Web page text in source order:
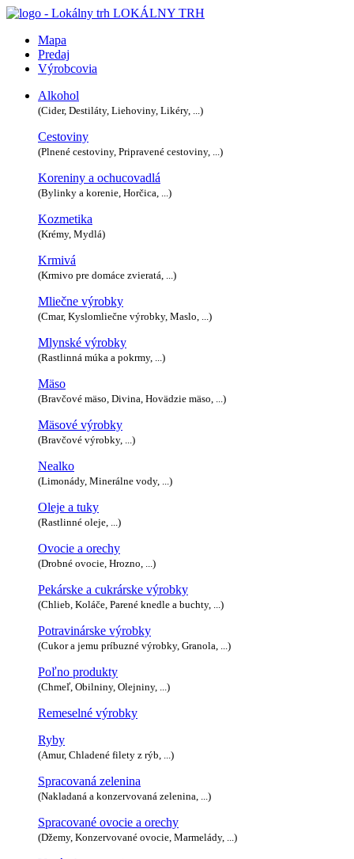
LOKÁLNY TRH
Mapa
Predaj
Výrobcovia
Alkohol
(Cider, Destiláty, Liehoviny, Likéry, ...)
Cestoviny
(Plnené cestoviny, Pripravené cestoviny, ...)
Koreniny a ochucovadlá
(Bylinky a korenie, Horčica, ...)
Kozmetika
(Krémy, Mydlá)
Krmivá
(Krmivo pre domáce zvieratá, ...)
Mliečne výrobky
(Cmar, Kyslomliečne výrobky, Maslo, ...)
Mlynské výrobky
(Rastlinná múka a pokrmy, ...)
Mäso
(Bravčové mäso, Divina, Hovädzie mäso, ...)
Mäsové výrobky
(Bravčové výrobky, ...)
Nealko
(Limonády, Minerálne vody, ...)
Oleje a tuky
(Rastlinné oleje, ...)
Ovocie a orechy
(Drobné ovocie, Hrozno, ...)
Pekárske a cukrárske výrobky
(Chlieb, Koláče, Parené knedle a buchty, ...)
Potravinárske výrobky
(Cukor a jemu príbuzné výrobky, Granola, ...)
Poľno produkty
(Chmeľ, Obilniny, Olejniny, ...)
Remeselné výrobky
Ryby
(Amur, Chladené filety z rýb, ...)
Spracovaná zelenina
(Nakladaná a konzervovaná zelenina, ...)
Spracované ovocie a orechy
(Džemy, Konzervované ovocie, Marmelády, ...)